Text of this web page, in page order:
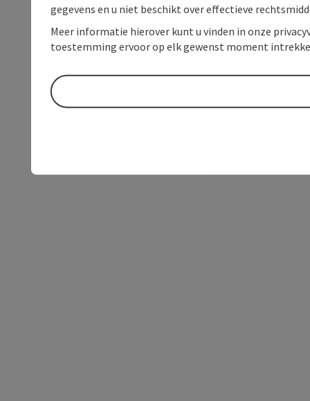
gegevens en u niet beschikt over effectieve
Meer informatie hierover kunt u vinden in onze
toestemming ervoor op elk gewenst moment